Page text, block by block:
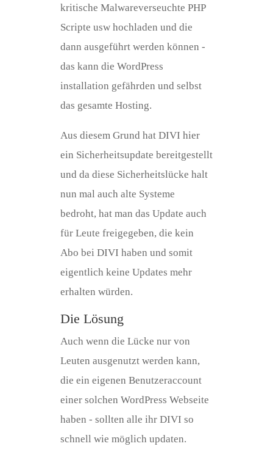
kritische Malwareverseuchte PHP
Scripte usw hochladen und die
dann ausgeführt werden können -
das kann die WordPress
installation gefährden und selbst
das gesamte Hosting.
Aus diesem Grund hat DIVI hier
ein Sicherheitsupdate bereitgestellt
und da diese Sicherheitslücke halt
nun mal auch alte Systeme
bedroht, hat man das Update auch
für Leute freigegeben, die kein
Abo bei DIVI haben und somit
eigentlich keine Updates mehr
erhalten würden.
Die Lösung
Auch wenn die Lücke nur von
Leuten ausgenutzt werden kann,
die ein eigenen Benutzeraccount
einer solchen WordPress Webseite
haben - sollten alle ihr DIVI so
schnell wie möglich updaten.